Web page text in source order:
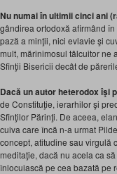
Nu numai în ultimii cinci ani
gândirea ortodoxă afirmând
pază a minţii, nici evlavie şi
mult, mărinimosul tâlcuitor ne
Sfinţii Bisericii decât de
Dacă un autor heterodox îşi
de Constituţie, ierarhilor şi
Sfinţilor Părinţi. De aceea,
cuiva care încă n-a urmat
concept, atitudine sau virgulă
meditaţie, dacă nu acela ca
înlocuiască pe cea bazată pe